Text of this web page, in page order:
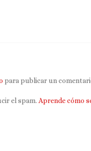
para publicar un
el spam. Aprende cómo